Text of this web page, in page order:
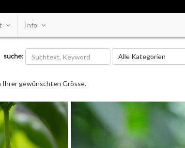
Info
suche: Kategorie
Alle Kategorien
Ihrer gewünschten Grösse.